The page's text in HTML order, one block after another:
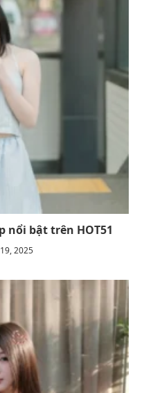
nổi bật trên HOT51
2025